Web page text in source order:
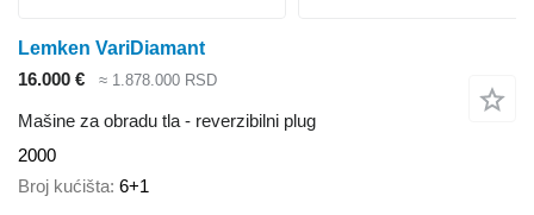
Lemken VariDiamant
16.000 €
≈ 1.878.000 RSD
Mašine za obradu tla - reverzibilni plug
2000
Broj kućišta 6+1